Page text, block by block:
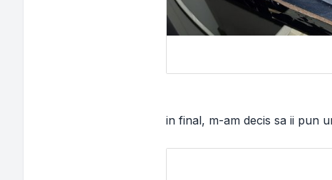
in final, m-am decis sa ii pun